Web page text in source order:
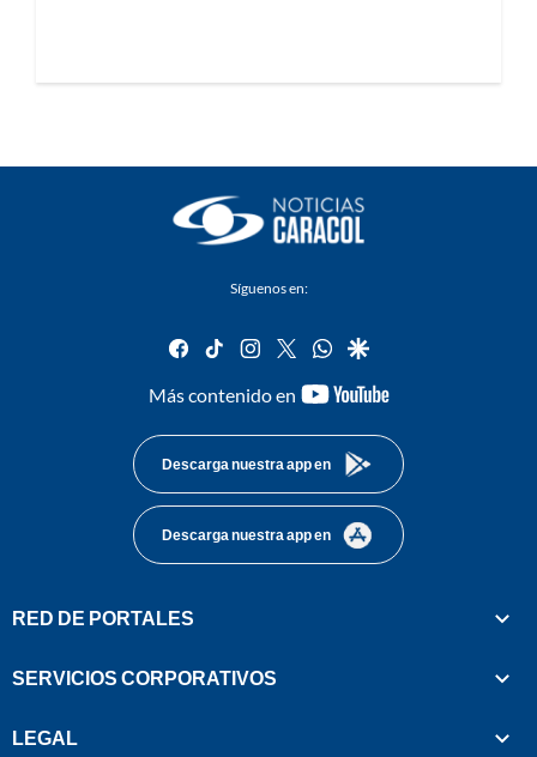
Síguenos en:
facebook
tiktok instagram
twitterwhatsapp
google
Más contenido en
youtube-
Descarga nuestra app en
Descarga nuestra app en
RED DE PORTALES
SERVICIOS CORPORATIVOS
LEGAL